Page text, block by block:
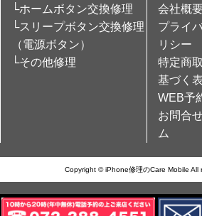
└ホームボタン交換修理
└スリープボタン交換修理
（電源ボタン）
└その他修理
会社概
プライ
リシー
特定商
基づく
WEB予
お問合
ム
Copyright © iPhone修理のCare Mobile All